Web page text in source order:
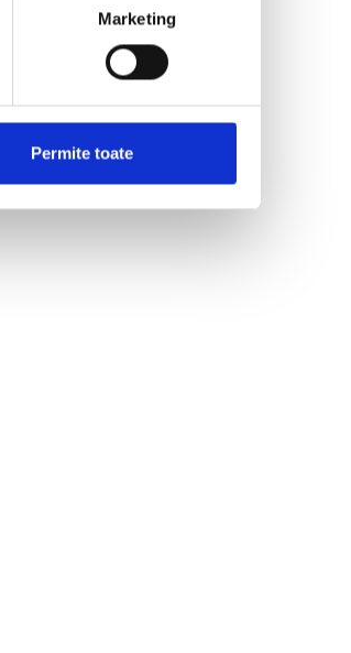
Marketing
Permite toate